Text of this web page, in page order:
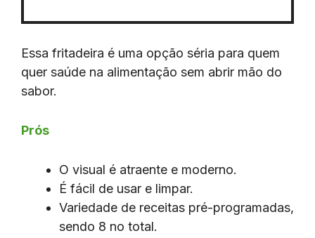
Essa fritadeira é uma opção séria para quem
quer saúde na alimentação sem abrir mão do
sabor.
Prós
O visual é atraente e moderno.
É fácil de usar e limpar.
Variedade de receitas pré-programadas,
sendo 8 no total.